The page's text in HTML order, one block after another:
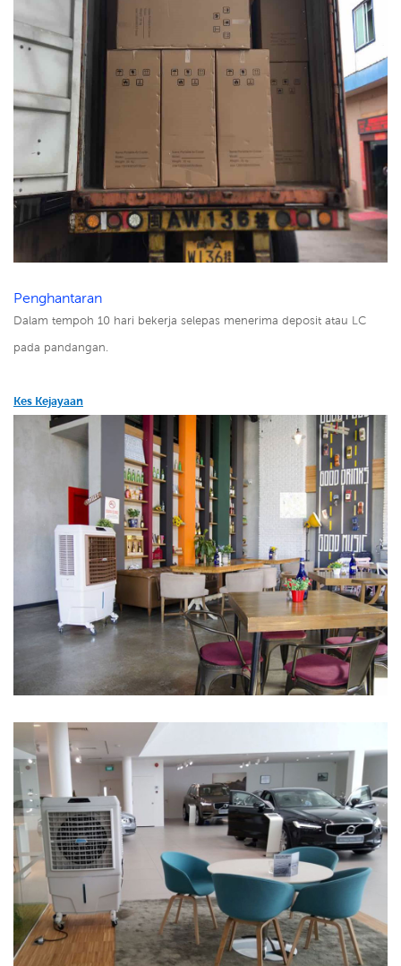
Penghantaran
Dalam tempoh 10 hari bekerja selepas menerima deposit atau LC
pada pandangan.
Kes Kejayaan